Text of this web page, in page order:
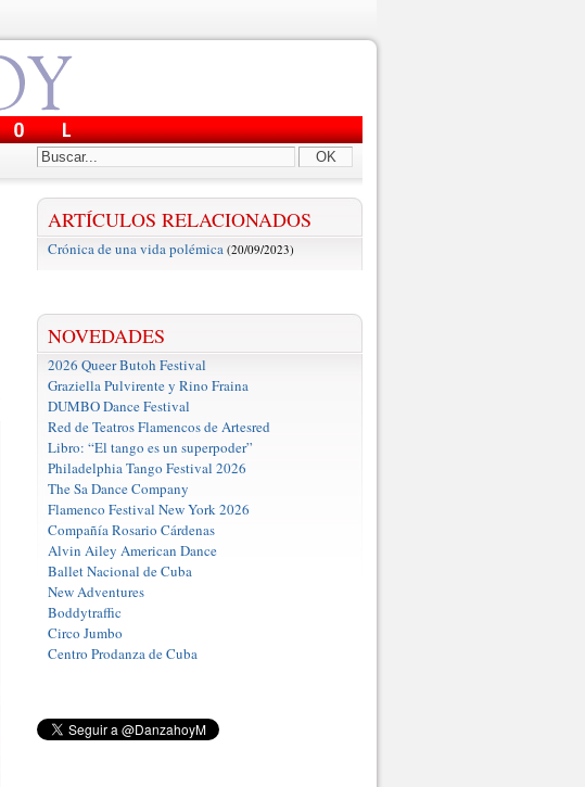
OK
ARTÍCULOS RELACIONADOS
Crónica de una vida polémica (20/09/2023)
NOVEDADES
2026 Queer Butoh Festival
Graziella Pulvirente y Rino Fraina
DUMBO Dance Festival
Red de Teatros Flamencos de Artesred
Libro: “El tango es un superpoder”
Philadelphia Tango Festival 2026
The Sa Dance Company
Flamenco Festival New York 2026
Compañía Rosario Cárdenas
Alvin Ailey American Dance
Ballet Nacional de Cuba
New Adventures
Boddytraffic
Circo Jumbo
Centro Prodanza de Cuba